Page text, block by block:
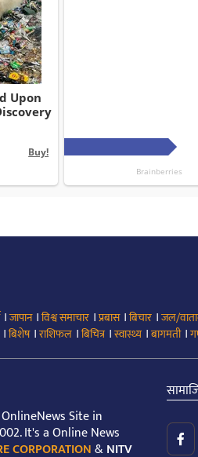
।जापान।विश्व समाचार ।प्रबास।बिचार ।जल/
।बिशेष।राशिफल ।बिचित्र।स्वास्थ्य ।बागमती।
Site in
It's a Online News
CORPORATION&NITV